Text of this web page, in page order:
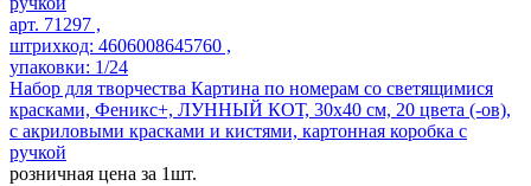
арт. 71297 ,
штрихкод: 4606008645760 ,
упаковки: 1/24
Набор для творчества Картина по номерам со светящимися
красками, Феникс+, ЛУННЫЙ КОТ, 30х40 см, 20 цвета (-ов),
с акриловыми красками и кистями, картонная коробка с
ручкой
розничная цена за 1шт.